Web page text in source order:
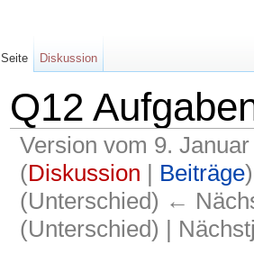
Q12
Version vom 9.
(Diskussion | Beiträge)
(Unterschied) ←
(Unterschied) |
Seite Diskussion